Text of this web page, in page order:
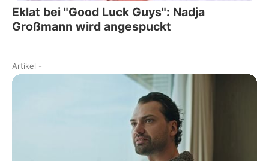
Eklat bei "Good Luck Guys": Nadja
Großmann wird angespuckt
Artikel -